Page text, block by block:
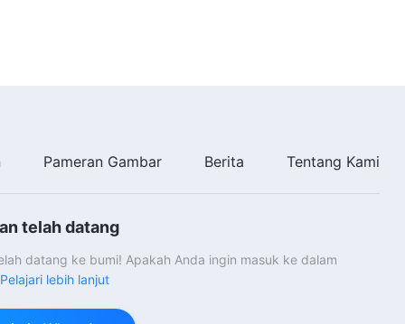
Pameran Gambar Berita Tentang Kami
telah datang
datang ke bumi! Apakah Anda ingin masuk ke dalam
Pelajari lebih lanjut